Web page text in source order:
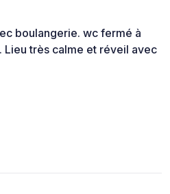
boulangerie. wc fermé à
très calme et réveil avec